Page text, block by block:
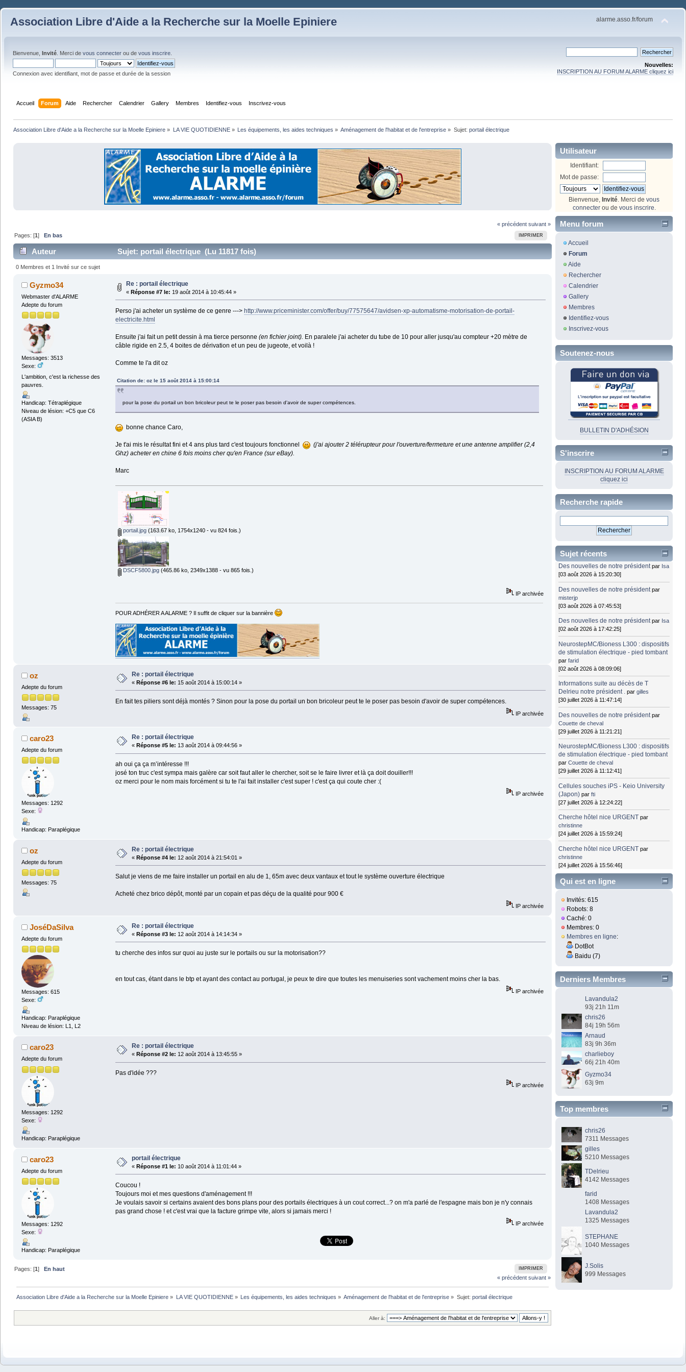
Association Libre d'Aide a la Recherche sur la Moelle Epiniere alarme.asso.fr/forum
Bienvenue, Invité . Merci de vous connecter ou de vous inscrire
Connexion avec identifiant, mot de passe et durée de la session
Nouvelles:
INSCRIPTION AU FORUM ALARME cliquez ici
Accueil Forum Aide Rechercher Calendrier Gallery Membres Identifiez-vous Inscrivez-vous
Association Libre d'Aide a la Recherche sur la Moelle Epiniere » LA VIE QUOTIDIENNE» Les équipements, les aides techniques » Aménagement de l'habitat et de l'entreprise » Sujet: portail électrique
« précédent suivant »
IMPRIMER
Pages: [1] En bas
Auteur Sujet: portail électrique (Lu 11817 fois)
0 Membres et 1 Invité sur ce sujet
Gyzmo34
Webmaster d'ALARME
Adepte du forum
Messages: 3513
Sexe:
L'ambition, c'est la richesse des
pauvres.
Handicap: Tétraplégique
Niveau de lésion: +C5 que C6
(ASIA B)
Re : portail électrique
« Réponse #7 le: 19 août 2014 à 10:45:44 »
Perso j'ai acheter un système de ce genre ---> http://www.priceminister.com/offer/buy/77575647/avidsen-xp-automatisme-motorisation-de-portail-
electricite.html
Ensuite j'ai fait un petit dessin à ma tierce personne (en fichier joint). En paralele j'ai acheter du tube de 10 pour aller jusqu'au compteur +20 mètre de
câble rigide en 2.5, 4 boites de dérivation et un peu de jugeote, et voilà !
Comme te l'a dit oz
Citation de: oz le 15 août 2014 à 15:00:14
pour la pose du portail un bon bricoleur peut te le poser pas besoin d'avoir de super compétences.
bonne chance Caro,
Je t'ai mis le résultat fini et 4 ans plus tard c'est toujours fonctionnel
(j'ai ajouter 2 télérupteur pour l'ouverture/fermeture et une antenne amplifier (2,4
Ghz) acheter en chine 6 fois moins cher qu'en France (sur eBay).
Marc
portail.jpg(163.67 ko, 1754x1240 - vu 824 fois.)
DSCF5800.jpg(465.86 ko, 2349x1388 - vu 865 fois.)
IP archivée
POUR ADHÉRER A ALARME ? Il suffit de cliquer sur la bannière
oz
Adepte du forum
Messages: 75
Re : portail électrique
« Réponse #6 le: 15 août 2014 à 15:00:14 »
En fait tes piliers sont déjà montés ? Sinon pour la pose du portail un bon bricoleur peut te le poser pas besoin d'avoir de super compétences.
IP archivée
caro23
Adepte du forum
Messages: 1292
Sexe:
Handicap: Paraplégique
Re : portail électrique
« Réponse #5 le: 13 août 2014 à 09:44:56 »
ah oui ça ça m’intéresse !!!
josé ton truc c'est sympa mais galère car soit faut aller le chercher, soit se le faire livrer et là ça doit douiller!!!
oz merci pour le nom mais forcément si tu te l'ai fait installer c'est super ! c'est ça qui coute cher :(
IP archivée
oz
Adepte du forum
Messages: 75
Re : portail électrique
« Réponse #4 le: 12 août 2014 à 21:54:01 »
Salut je viens de me faire installer un portail en alu de 1, 65m avec deux vantaux et tout le système ouverture électrique
Acheté chez brico dépôt, monté par un copain et pas déçu de la qualité pour 900 €
IP archivée
JoséDaSilva
Adepte du forum
Messages: 615
Sexe:
Handicap: Paraplégique
Niveau de lésion: L1, L2
Re : portail électrique
« Réponse #3 le: 12 août 2014 à 14:14:34 »
tu cherche des infos sur quoi au juste sur le portails ou sur la motorisation??
en tout cas, étant dans le btp et ayant des contact au portugal, je peux te dire que toutes les menuiseries sont vachement moins cher la bas.
IP archivée
caro23
Adepte du forum
Messages: 1292
Sexe:
Handicap: Paraplégique
Re : portail électrique
« Réponse #2 le: 12 août 2014 à 13:45:55 »
Pas d'idée ???
IP archivée
caro23
Adepte du forum
Messages: 1292
Sexe:
Handicap: Paraplégique
portail électrique
« Réponse #1 le: 10 août 2014 à 11:01:44 »
Coucou !
Toujours moi et mes questions d'aménagement !!!
Je voulais savoir si certains avaient des bons plans pour des portails électriques à un cout correct...? on m'a parlé de l'espagne mais bon je n'y connais
pas grand chose ! et c'est vrai que la facture grimpe vite, alors si jamais merci !
IP archivée
IMPRIMER
Pages: [1]En haut
« précédent suivant »
Association Libre d'Aide a la Recherche sur la Moelle Epiniere » LA VIE QUOTIDIENNE» Les équipements, les aides techniques » Aménagement de l'habitat et de l'entreprise » Sujet: portail électrique
Aller à:
Utilisateur
Identifiant:
Mot de passe:
Bienvenue, Invité . Merci de vous
connecterou de vous inscrire
Menu forum
Accueil
Forum
Aide
Rechercher
Calendrier
Gallery
Membres
Identifiez-vous
Inscrivez-vous
Soutenez-nous
BULLETIN D'ADHÉSION
S'inscrire
INSCRIPTION AU FORUM ALARME
cliquez ici
Recherche rapide
Sujet récents
Des nouvelles de notre président par Isa
[03 août 2026 à 15:20:30]
Des nouvelles de notre président par
misterjp
[03 août 2026 à 07:45:53]
Des nouvelles de notre président par Isa
[02 août 2026 à 17:42:25]
NeurostepMC/Bioness L300 : dispositifs
de stimulation électrique - pied tombant
parfarid
[02 août 2026 à 08:09:06]
Informations suite au décès de T
Delrieu notre président . pargilles
[30 juillet 2026 à 11:47:14]
Des nouvelles de notre président par
Couette de cheval
[29 juillet 2026 à 11:21:21]
NeurostepMC/Bioness L300 : dispositifs
de stimulation électrique - pied tombant
parCouette de cheval
[29 juillet 2026 à 11:12:41]
Cellules souches iPS - Keio University
(Japon) parfti
[27 juillet 2026 à 12:24:22]
Cherche hôtel nice URGENT par
christinne
[24 juillet 2026 à 15:59:24]
Cherche hôtel nice URGENT par
christinne
[24 juillet 2026 à 15:56:46]
Qui est en ligne
Invités: 615
Robots: 8
Caché: 0
Membres: 0
Membres en ligne:
DotBot
Baidu (7)
Derniers Membres
Lavandula2
93j 21h 11m
chris26
84j 19h 56m
Arnaud
83j 9h 36m
charlieboy
66j 21h 40m
Gyzmo34
63j 9m
Top membres
chris26
7311 Messages
gilles
5210 Messages
TDelrieu
4142 Messages
farid
1408 Messages
Lavandula2
1325 Messages
STEPHANE
1040 Messages
J.Solis
999 Messages